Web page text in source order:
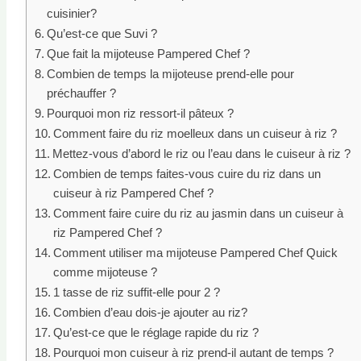
cuisinier?
Qu’est-ce que Suvi ?
Que fait la mijoteuse Pampered Chef ?
Combien de temps la mijoteuse prend-elle pour
préchauffer ?
Pourquoi mon riz ressort-il pâteux ?
Comment faire du riz moelleux dans un cuiseur à riz ?
Mettez-vous d’abord le riz ou l’eau dans le cuiseur à riz ?
Combien de temps faites-vous cuire du riz dans un
cuiseur à riz Pampered Chef ?
Comment faire cuire du riz au jasmin dans un cuiseur à
riz Pampered Chef ?
Comment utiliser ma mijoteuse Pampered Chef Quick
comme mijoteuse ?
1 tasse de riz suffit-elle pour 2 ?
Combien d’eau dois-je ajouter au riz?
Qu’est-ce que le réglage rapide du riz ?
Pourquoi mon cuiseur à riz prend-il autant de temps ?